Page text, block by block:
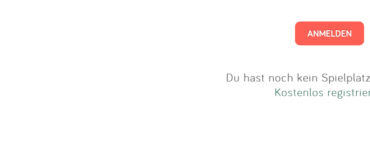
Anmelden
Du hast noch kein
Kostenlos